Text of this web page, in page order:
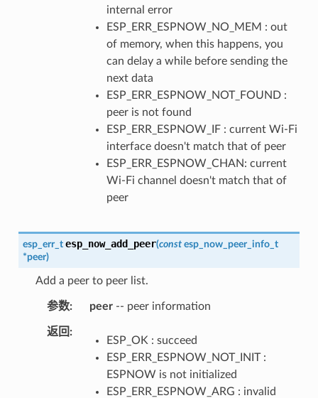
internal error
ESP_ERR_ESPNOW_NO_MEM : out
of memory, when this happens, you
can delay a while before sending the
next data
ESP_ERR_ESPNOW_NOT_FOUND :
peer is not found
ESP_ERR_ESPNOW_IF : current Wi-Fi
interface doesn't match that of peer
ESP_ERR_ESPNOW_CHAN: current
Wi-Fi channel doesn't match that of
peer
esp_err_t esp_now_add_peer(const esp_now_peer_info_t
*peer)
Add a peer to peer list.
参数 peer-- peer information
返回
ESP_OK : succeed
ESP_ERR_ESPNOW_NOT_INIT :
ESPNOW is not initialized
ESP_ERR_ESPNOW_ARG : invalid